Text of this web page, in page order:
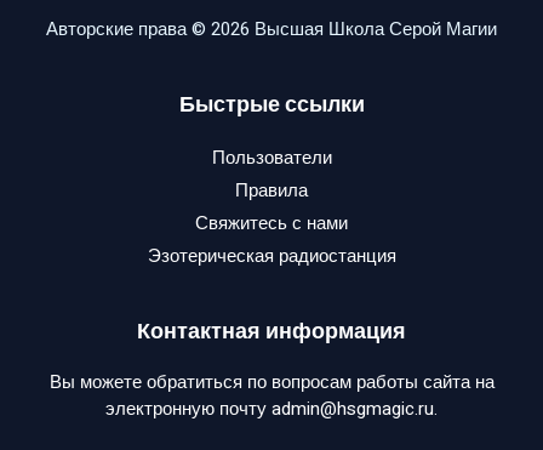
Авторские права © 2026 Высшая Школа Серой Магии
Быстрые ссылки
Пользователи
Правила
Свяжитесь с нами
Эзотерическая радиостанция
Контактная информация
Вы можете обратиться по вопросам работы сайта на
электронную почту admin@hsgmagic.ru.